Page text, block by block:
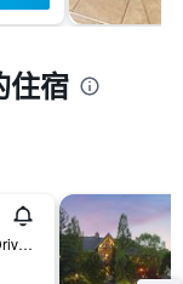
住宿
3150 Green Mountain Drive, 布蘭森, MO, 美國